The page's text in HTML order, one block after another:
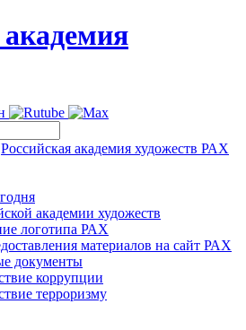
Российская академия художеств РАХ
академии художеств
логотипа РАХ
материалов на сайт РАХ
документы
коррупции
терроризму